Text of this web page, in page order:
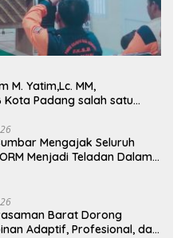
M. Yatim,Lc. MM,
Kota Padang salah satu
Mengajak Seluruh
Menjadi Teladan Dalam
Berkendara
Barat Dorong
Adaptif, Profesional, dan